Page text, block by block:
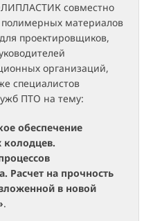
совместно
материалов
проектировщиков,
организаций,
специалистов
ПТО на тему:
обеспечение
Расчет на прочность
в новой
.